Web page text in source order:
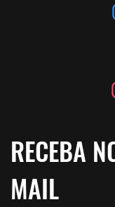
RECEBA
MAIL